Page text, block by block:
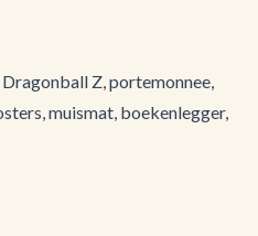
Z, portemonnee,
muismat, boekenlegger,